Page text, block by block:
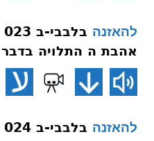
להאזנה
אהבת ה התלויה בדבר
להאזנה